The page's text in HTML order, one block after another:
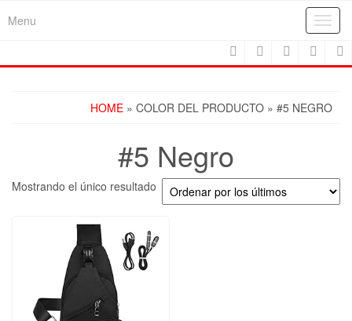
Menu
HOME » COLOR DEL PRODUCTO » #5 NEGRO
#5 Negro
Mostrando el único resultado